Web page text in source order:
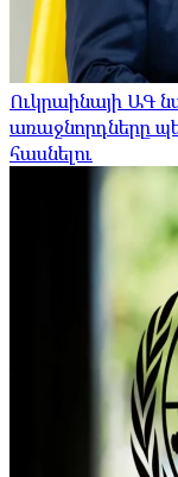
Ուկրաինայի ԱԳ
առաջնորդները
հասնելու